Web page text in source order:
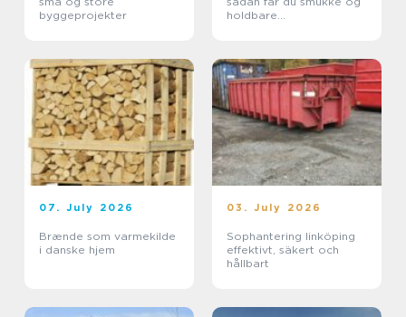
byggeprojekter
holdbare
07. July 2026
Brænde som varmekilde
i danske hjem
03. July 2026
Sophantering linköping
effektivt, säkert och
hållbart